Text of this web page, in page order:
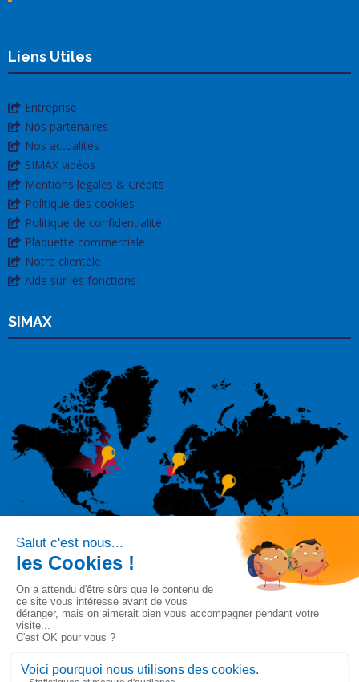
Liens Utiles
Entreprise
Nos partenaires
Nos actualités
SIMAX vidéos
Mentions légales & Crédits
Politique des cookies
Politique de confidentialité
Plaquette commerciale
Notre clientèle
Aide sur les fonctions
SIMAX
Suivez-nous sur